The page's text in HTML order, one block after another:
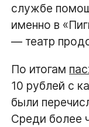
службе
именно в
— театр
По итогам
10 рублей с
были
Среди более